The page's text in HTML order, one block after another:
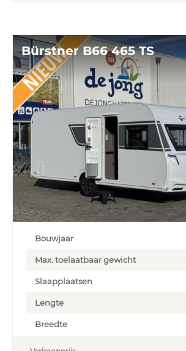
Bürstner B66 465 TS
Bouwjaar
Max. toelaatbaar gewicht
Slaapplaatsen
Lengte
Breedte